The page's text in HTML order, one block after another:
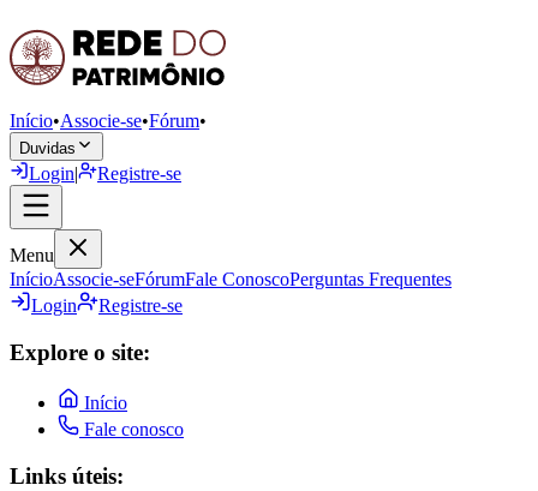
Início•Associe-se•Fórum•
Duvidas
Login| Registre-se
Menu
InícioAssocie-seFórumFale ConoscoPerguntas Frequentes
Login
Registre-se
Explore o site:
Início
Fale conosco
Links úteis: